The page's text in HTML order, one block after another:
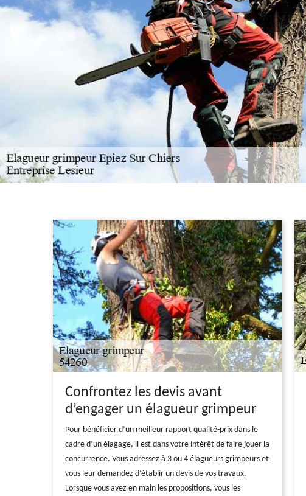
Confrontez les devis avant
d’engager un élagueur grimpeur
Pour bénéficier d’un meilleur rapport qualité-prix dans le
cadre d’un élagage, il est dans votre intérêt de faire jouer la
concurrence. Vous adressez à 3 ou 4 élagueurs grimpeurs et
vous leur demandez d’établir un devis de vos travaux.
Lorsque vous avez en main les propositions, vous les